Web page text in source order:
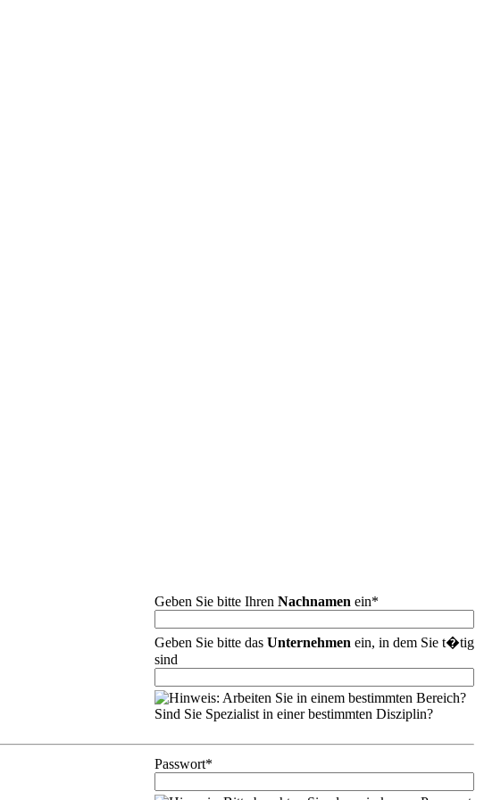
Geben Sie bitte Ihren Nachnamen ein*
Geben Sie bitte das Unternehmen ein, in dem Sie t�tig
sind
Arbeiten Sie in einem bestimmten Bereich?
Sind Sie Spezialist in einer bestimmten Disziplin?
Passwort*